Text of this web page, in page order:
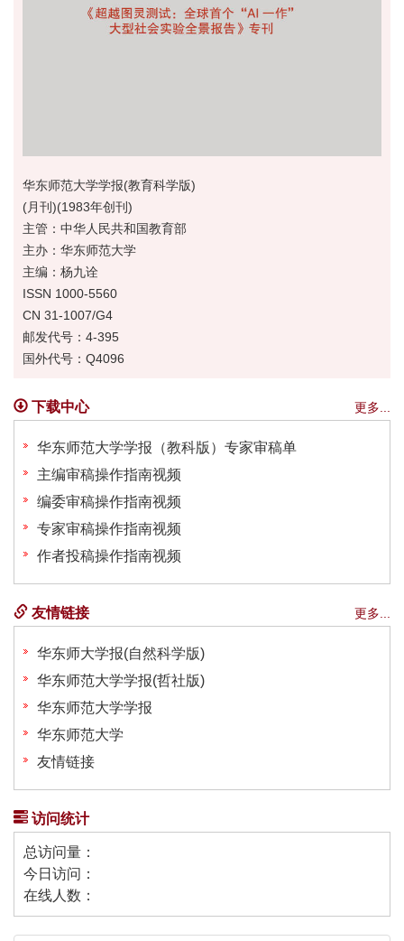
华东师范大学学报(教育科学版)
(月刊)(1983年创刊)
主管：中华人民共和国教育部
主办：华东师范大学
主编：杨九诠
ISSN 1000-5560
CN 31-1007/G4
邮发代号：4-395
国外代号：Q4096
下载中心 更多...
华东师范大学学报（教科版）专家审稿单
主编审稿操作指南视频
编委审稿操作指南视频
专家审稿操作指南视频
作者投稿操作指南视频
友情链接 更多...
华东师大学报(自然科学版)
华东师范大学学报(哲社版)
华东师范大学学报
华东师范大学
友情链接
访问统计
总访问量：
今日访问：
在线人数：